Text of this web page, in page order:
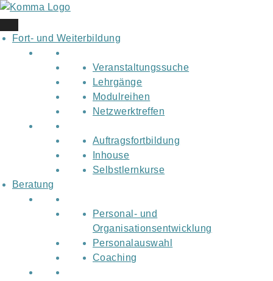
Skip
to
content
Fort- und Weiterbildung
Veranstaltungssuche
Lehrgänge
Modulreihen
Netzwerktreffen
Auftragsfortbildung
Inhouse
Selbstlernkurse
Beratung
Personal- und
Organisationsentwicklung
Personalauswahl
Coaching